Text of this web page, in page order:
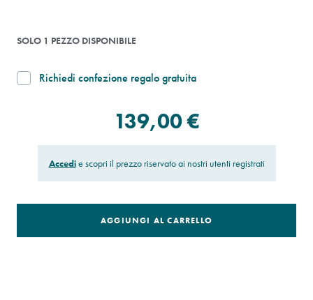
SOLO 1 PEZZO DISPONIBILE
Richiedi confezione regalo gratuita
139,00 €
Accedie scopri il prezzo riservato ai nostri utenti registrati
AGGIUNGI AL CARRELLO